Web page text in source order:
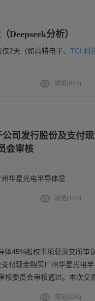
Deepseek分析）
2天（如高特电子、 TCL科
浏览(877)
公司发行股份及支付
会审核
州华星光电半导体显
浏览(124)
体45%股权事项获深交所审
付现金购买广州华星光电
核委员会审核通过。本次交
浏览(124)